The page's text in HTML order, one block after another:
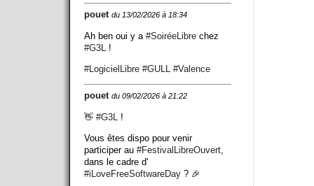
pouet du 13/02/2026 à 18:34
Ah ben oui y a #SoiréeLibre chez
#G3L !
#LogicielLibre #GULL #Valence
pouet du 09/02/2026 à 21:22
👋 #G3L
!
Vous êtes dispo pour venir
participer au #FestivalLibreOuvert
dans le cadre d'
#iLoveFreeSoftwareDay ? 🎉